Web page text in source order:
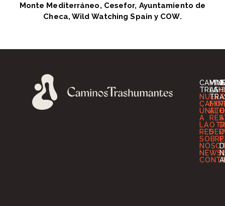
Monte Mediterráneo, Cesefor, Ayuntamiento de
Checa, Wild Watching Spain y COW.
ÚNETE
A
LA
RED
SOBRE
VIVE
LA